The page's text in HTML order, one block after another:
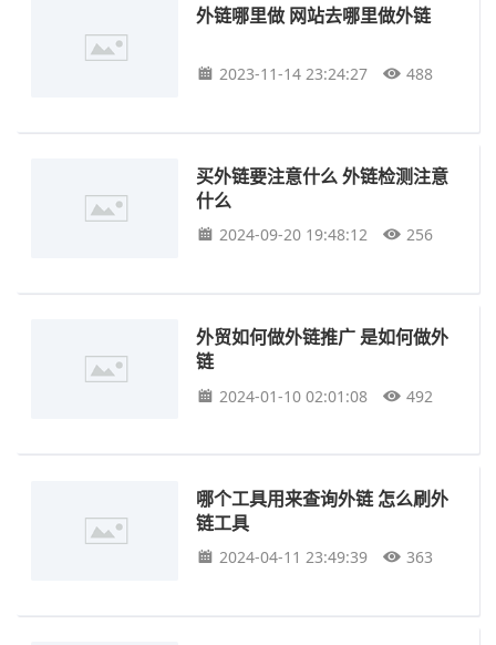
外链哪里做 网站去哪里做外链
2023-11-14 23:24:27 488
买外链要注意什么 外链检测注意
什么
2024-09-20 19:48:12 256
外贸如何做外链推广 是如何做外
链
2024-01-10 02:01:08 492
哪个工具用来查询外链 怎么刷外
链工具
2024-04-11 23:49:39 363